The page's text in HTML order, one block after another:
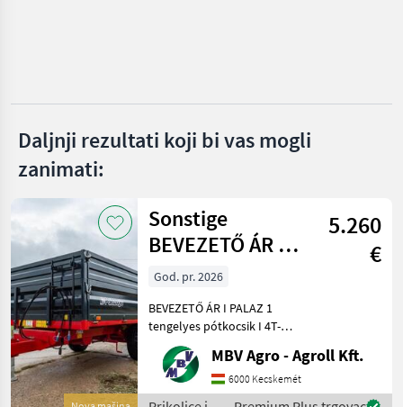
Humbaur
Prikaži
sve
(24)
MARKETPLACE
Marketplace
Ponude
trgovaca
oglasi
Daljnji rezultati koji bi vas mogli
zanimati:
Sonstige
BEVEZETŐ ÁR I
PALAZ 1
tengelyes
pótkocsik I 4T-8
5.260
€
God. pr. 2026
BEVEZETŐ ÁR I PALAZ 1
tengelyes pótkocsik I 4T-8T
Ha PALAZ akkor kizárólag
az MBV AGRO! Vásároljon
közvetlenül az importőrtől,
a régió legnagyobb PALAZ
MBV Agro - Agroll Kft.
6000 Kecskemét